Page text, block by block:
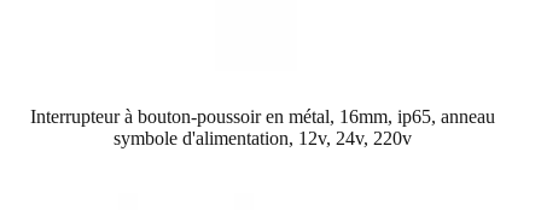
Interrupteur à bouton-poussoir en métal, 16mm, ip65, anneau
symbole d'alimentation, 12v, 24v, 220v